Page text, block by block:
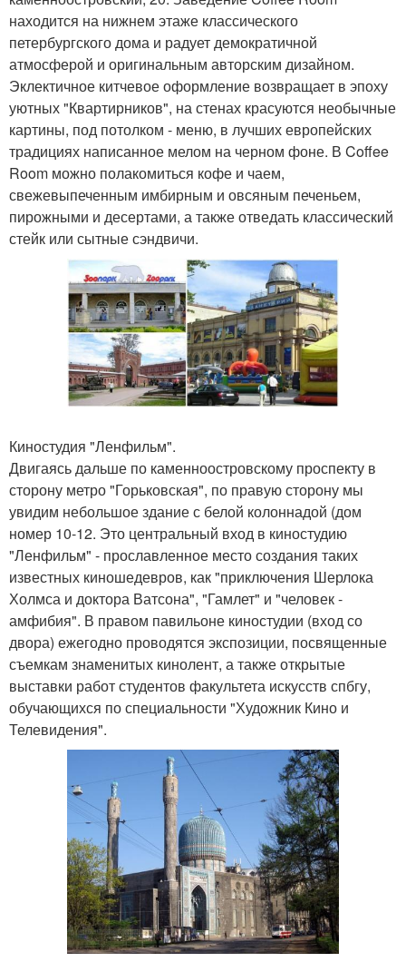
находится на нижнем этаже классического
петербургского дома и радует демократичной
атмосферой и оригинальным авторским дизайном.
Эклектичное китчевое оформление возвращает в эпоху
уютных "Квартирников", на стенах красуются необычные
картины, под потолком - меню, в лучших европейских
традициях написанное мелом на черном фоне. В Coffee
Room можно полакомиться кофе и чаем,
свежевыпеченным имбирным и овсяным печеньем,
пирожными и десертами, а также отведать классический
стейк или сытные сэндвичи.
Киностудия "Ленфильм".
Двигаясь дальше по каменноостровскому проспекту в
сторону метро "Горьковская", по правую сторону мы
увидим небольшое здание с белой колоннадой (дом
номер 10-12. Это центральный вход в киностудию
"Ленфильм" - прославленное место создания таких
известных киношедевров, как "приключения Шерлока
Холмса и доктора Ватсона", "Гамлет" и "человек -
амфибия". В правом павильоне киностудии (вход со
двора) ежегодно проводятся экспозиции, посвященные
съемкам знаменитых кинолент, а также открытые
выставки работ студентов факультета искусств спбгу,
обучающихся по специальности "Художник Кино и
Телевидения".